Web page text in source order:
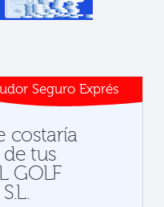
Seguro Exprés
costaría
tus
GOLF